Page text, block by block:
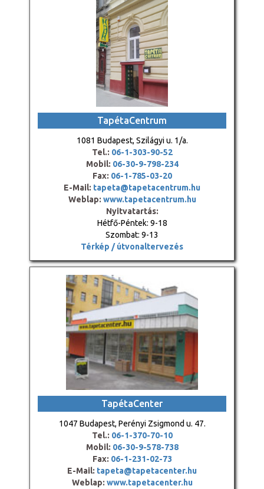
TapétaCentrum
1081 Budapest, Szilágyi u. 1/a.
Tel.: 06-1-303-90-52
Mobil: 06-30-9-798-234
Fax: 06-1-785-03-20
E-Mail: tapeta@tapetacentrum.hu
Weblap: www.tapetacentrum.hu
Nyitvatartás:
Hétfő-Péntek: 9-18
Szombat: 9-13
Térkép / útvonaltervezés
TapétaCenter
1047 Budapest, Perényi Zsigmond u. 47.
Tel.: 06-1-370-70-10
Mobil: 06-30-9-578-738
Fax: 06-1-231-02-73
E-Mail: tapeta@tapetacenter.hu
Weblap: www.tapetacenter.hu